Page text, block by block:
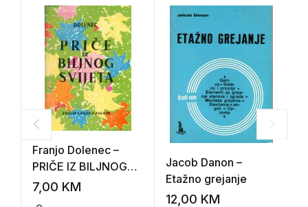
Franjo Dolenec –
PRIČE IZ BILJNOG
SVIJETA
7,00 KM
Jacob Danon –
Etažno grejanje
12,00 KM